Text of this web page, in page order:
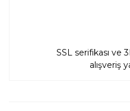
SSL serifikası ve
alışveriş